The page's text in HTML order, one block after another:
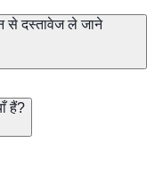
से दस्तावेज ले जाने
हैं?